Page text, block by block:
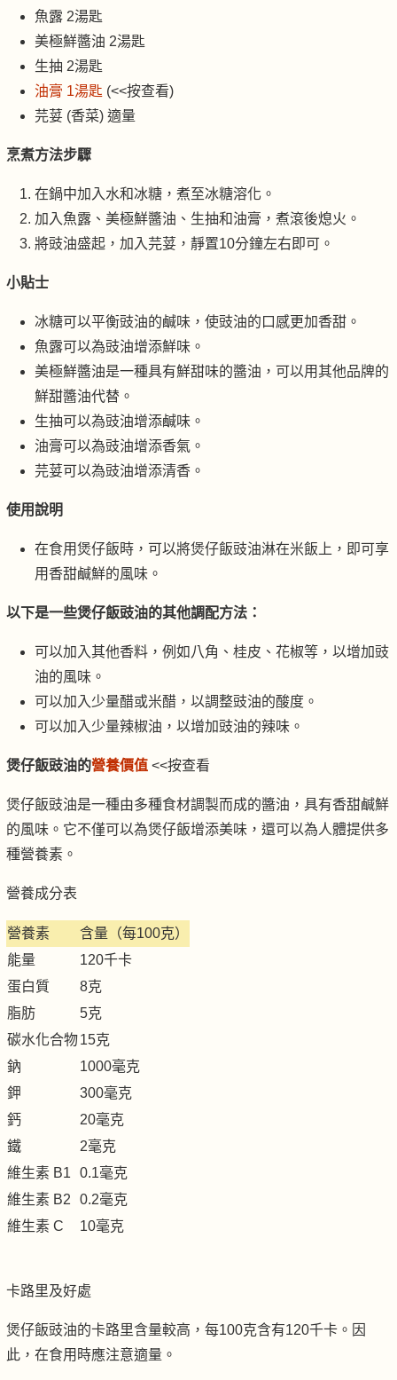
魚露 2湯匙
美極鮮醬油 2湯匙
生抽 2湯匙
油膏 1湯匙 (<<按查看)
芫荽 (香菜) 適量
烹煮方法步驟
在鍋中加入水和冰糖，煮至冰糖溶化。
加入魚露、美極鮮醬油、生抽和油膏，煮滾後熄火。
將豉油盛起，加入芫荽，靜置10分鐘左右即可。
小貼士
冰糖可以平衡豉油的鹹味，使豉油的口感更加香甜。
魚露可以為豉油增添鮮味。
美極鮮醬油是一種具有鮮甜味的醬油，可以用其他品牌的
鮮甜醬油代替。
生抽可以為豉油增添鹹味。
油膏可以為豉油增添香氣。
芫荽可以為豉油增添清香。
使用說明
在食用煲仔飯時，可以將煲仔飯豉油淋在米飯上，即可享
用香甜鹹鮮的風味。
以下是一些煲仔飯豉油的其他調配方法：
可以加入其他香料，例如八角、桂皮、花椒等，以增加豉
油的風味。
可以加入少量醋或米醋，以調整豉油的酸度。
可以加入少量辣椒油，以增加豉油的辣味。
煲仔飯豉油的營養價值 <<按查看
煲仔飯豉油是一種由多種食材調製而成的醬油，具有香甜鹹鮮
的風味。它不僅可以為煲仔飯增添美味，還可以為人體提供多
種營養素。
營養成分表
營養素
含量（每100克）
能量
120千卡
蛋白質
8克
脂肪
5克
碳水化合物15克
鈉
1000毫克
鉀
300毫克
鈣
20毫克
鐵
2毫克
維生素 B1 0.1毫克
維生素 B2
0.2毫克
維生素 C
10毫克
卡路里及好處
煲仔飯豉油的卡路里含量較高，每100克含有120千卡。因
此，在食用時應注意適量。